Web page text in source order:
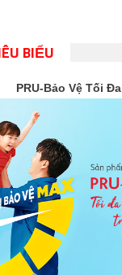
BIỂU
PRU-Bảo Vệ Tối Đa